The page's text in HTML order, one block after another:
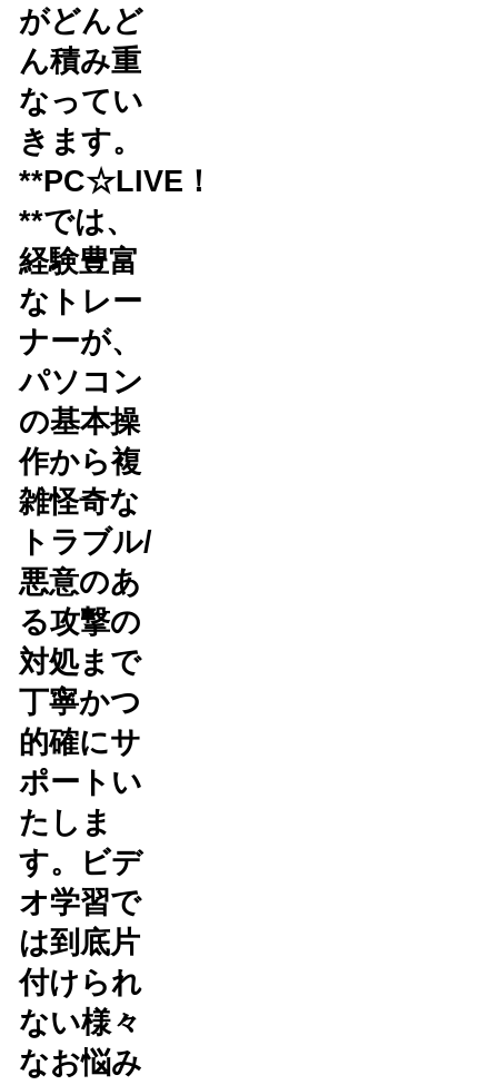
がどんど
ん積み重
なってい
きます。
**PC☆LIVE！
**では、
経験豊富
なトレー
ナーが、
パソコン
の基本操
作から複
雑怪奇な
トラブル/
悪意のあ
る攻撃の
対処まで
丁寧かつ
的確にサ
ポートい
たしま
す。ビデ
オ学習で
は到底片
付けられ
ない様々
なお悩み